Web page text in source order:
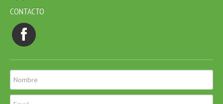
CONTACTO